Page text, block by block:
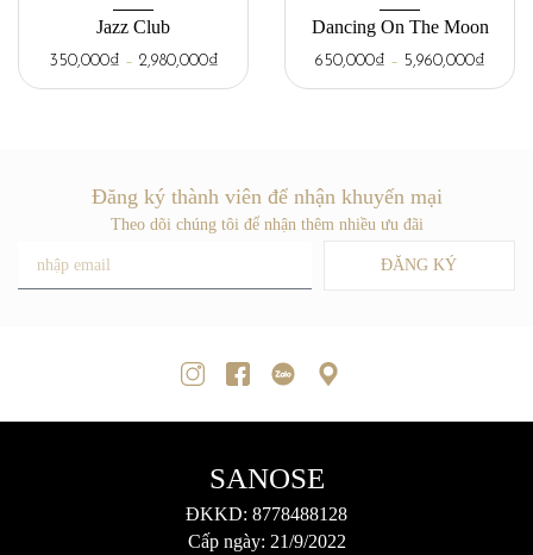
Jazz Club
350,000₫ – 2,980,000₫
Dancing On The Moon
650,000₫ – 5,960,000₫
Đăng ký thành viên để nhận khuyến mại
Theo dõi chúng tôi để nhận thêm nhiều ưu đãi
ĐĂNG KÝ
SANOSE
ĐKKD: 8778488128
Cấp ngày: 21/9/2022